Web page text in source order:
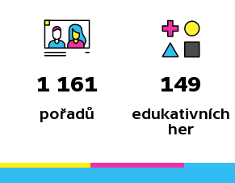
1 161
pořadů
149
edukativních
her